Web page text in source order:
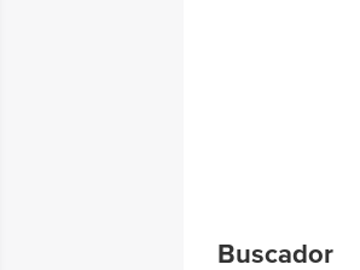
Buscador